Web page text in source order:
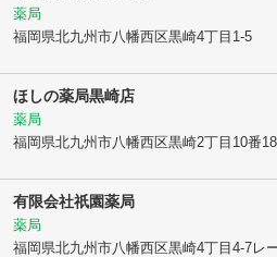
薬局
福岡県北九州市八幡西区黒崎4丁目1-5
ほしの薬局黒崎店
薬局
福岡県北九州市八幡西区黒崎2丁目10番
有限会社祇園薬局
薬局
福岡県北九州市八幡西区黒崎4丁目4-7レ